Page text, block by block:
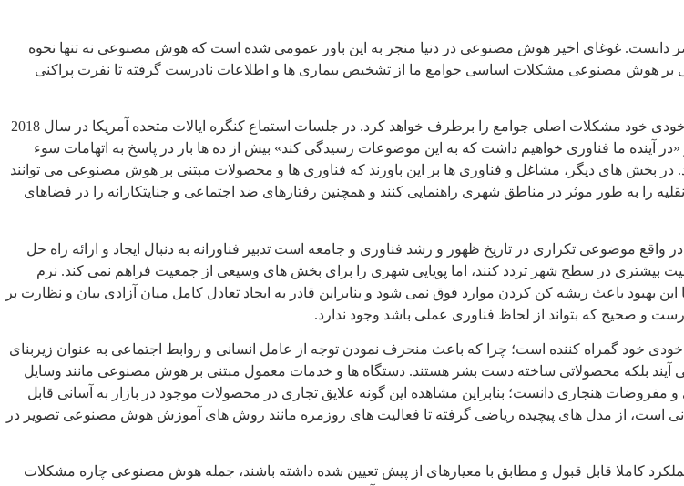
غوغای اخیر هوش مصنوعی در دنیا منجر به این باور عمومی شده است که هوش مصنوعی نه تنها نحوه
بر هوش مصنوعی مشکلات اساسی جوامع ما از تشخیص بیماری ها و اطلاعات نادرست گرفته تا نفرت پراکنی
از این رو غوغای اخیر درباره هوش مصنوعی با این موضوع ارتباط دارد که هوش مصنوعی به خودی خود مشکلات اصلی جوامع را برطرف خواهد کرد. در جلسات استماع کنگره ایالات متحده آمریکا در سال 2018
ما فناوری خواهیم داشت که به این موضوعات رسیدگی کند» بیش از ده ها بار در پاسخ به اتهامات سوء
بخش های دیگر، مشاغل و فناوری ها بر این باورند که فناوری ها و محصولات مبتنی بر هوش مصنوعی می توانند
را به طور موثر در مناطق شهری راهنمایی کنند و همچنین رفتارهای ضد اجتماعی و جنایتکارانه را در فضاهای
موضوعی تکراری در تاریخ ظهور و رشد فناوری و جامعه است تدبیر فناورانه به دنبال ایجاد و ارائه راه حل
در سطح شهر تردد کنند، اما پویایی شهری را برای بخش های وسیعی از جمعیت فراهم نمی کند. نرم
بهبود باعث ریشه کن کردن موارد فوق نمی شود و بنابراین قادر به ایجاد تعادل کامل میان آزادی بیان و نظارت بر
و صحیح که بتواند از لحاظ فناوری عملی باشد وجود ندارد.
خود گمراه کننده است؛ چرا که باعث منحرف نمودن توجه از عامل انسانی و روابط اجتماعی به عنوان زیربنای
بلکه محصولاتی ساخته دست بشر هستند. دستگاه ها و خدمات معمول مبتنی بر هوش مصنوعی مانند وسایل
هنجاری دانست؛ بنابراین مشاهده این گونه علایق تجاری در محصولات موجود در بازار به آسانی قابل
از مدل های پیچیده ریاضی گرفته تا فعالیت های روزمره مانند روش های آموزش هوش مصنوعی تصویر در
کاملا قابل قبول و مطابق با معیارهای از پیش تعیین شده داشته باشند، جمله هوش مصنوعی چاره مشکلات